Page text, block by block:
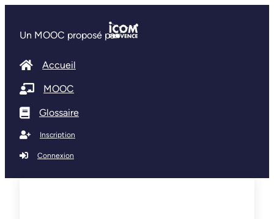
Un MOOC proposé par
Accueil
MOOC
Glossaire
Inscription
Connexion